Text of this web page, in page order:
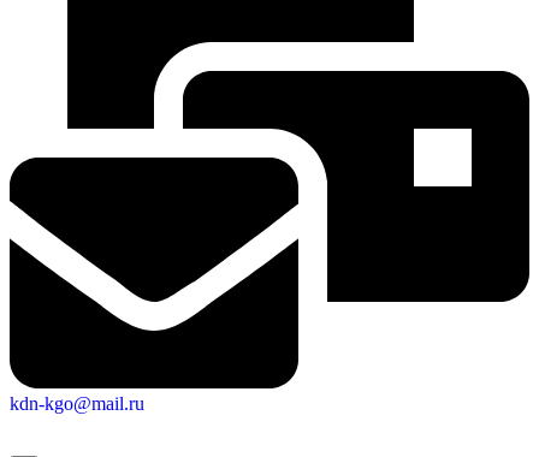
kdn-kgo@mail.ru